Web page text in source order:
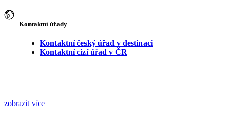
Kontaktní úřady
Kontaktní český úřad v destinaci
Kontaktní cizí úřad v ČR
zobrazit více